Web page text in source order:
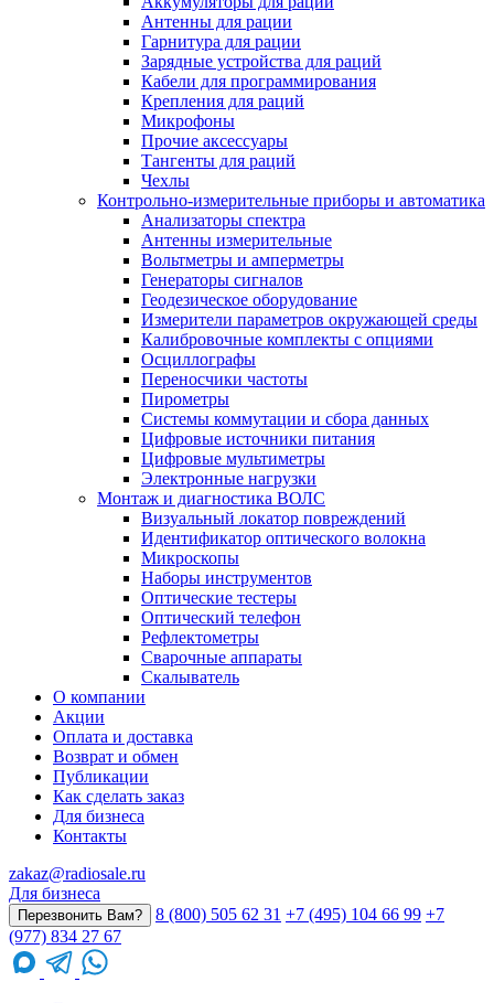
Антенны для рации
Гарнитура для рации
Зарядные устройства для раций
Кабели для программирования
Крепления для раций
Микрофоны
Прочие аксессуары
Тангенты для раций
Чехлы
Контрольно-измерительные приборы и автоматика
Анализаторы спектра
Антенны измерительные
Вольтметры и амперметры
Генераторы сигналов
Геодезическое оборудование
Измерители параметров окружающей среды
Калибровочные комплекты с опциями
Осциллографы
Переносчики частоты
Пирометры
Системы коммутации и сбора данных
Цифровые источники питания
Цифровые мультиметры
Электронные нагрузки
Монтаж и диагностика ВОЛС
Визуальный локатор повреждений
Идентификатор оптического волокна
Микроскопы
Наборы инструментов
Оптические тестеры
Оптический телефон
Рефлектометры
Сварочные аппараты
Скалыватель
О компании
Акции
Оплата и доставка
Возврат и обмен
Публикации
Как сделать заказ
Для бизнеса
Контакты
zakaz@radiosale.ru
Для бизнеса
Перезвонить Вам? 8 (800) 505 62 31 +7 (495) 104 66 99 +7
(977) 834 27 67